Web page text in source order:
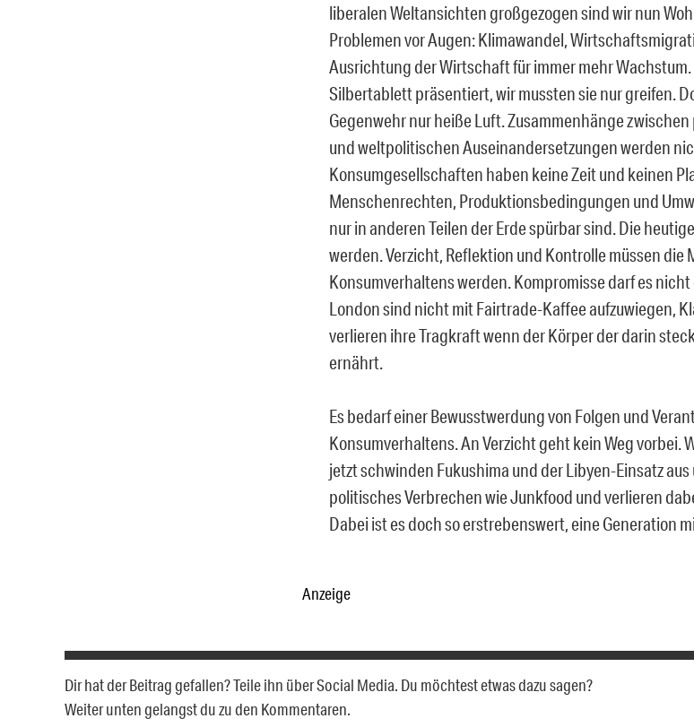
liberalen Weltansichten großgezogen sind wir nun
Problemen vor Augen: Klimawandel,
Ausrichtung der Wirtschaft für immer mehr Wachstum.
Silbertablett präsentiert, wir mussten sie nur greifen.
Gegenwehr nur heiße Luft. Zusammenhänge
und weltpolitischen Auseinandersetzungen werden
Konsumgesellschaften haben keine Zeit und keinen
Menschenrechten, Produktionsbedingungen und
nur in anderen Teilen der Erde spürbar sind. Die
werden. Verzicht, Reflektion und Kontrolle müssen die
Konsumverhaltens werden. Kompromisse darf es
London sind nicht mit Fairtrade-Kaffee aufzuwiegen,
verlieren ihre Tragkraft wenn der Körper der darin
ernährt.
Es bedarf einer Bewusstwerdung von Folgen und
Konsumverhaltens. An Verzicht geht kein Weg vorbei.
jetzt schwinden Fukushima und der Libyen-Einsatz
politisches Verbrechen wie Junkfood und verlieren
Dabei ist es doch so erstrebenswert, eine Generation
Anzeige
Dir hat der Beitrag gefallen? Teile ihn über Social Media. Du möchtest etwas dazu sagen?
Weiter unten gelangst du zu den Kommentaren.